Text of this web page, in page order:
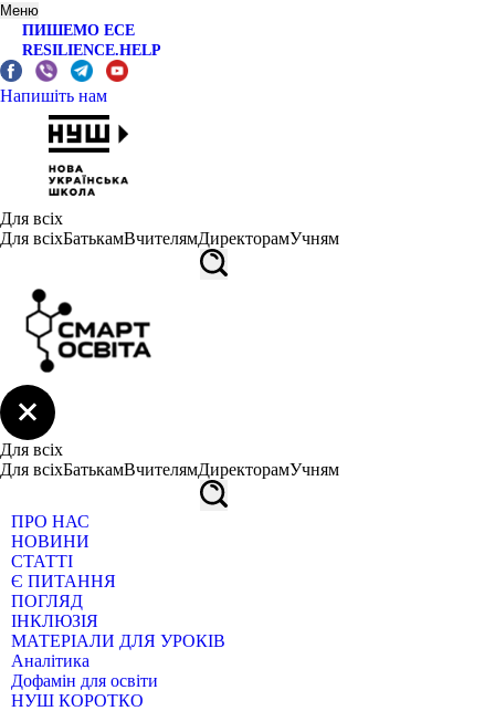
Меню
ПИШЕМО ЕСЕ
RESILIENCE.HELP
Напишіть нам
Для всіх
Для всіхБатькамВчителямДиректорамУчням
Для всіх
Для всіхБатькамВчителямДиректорамУчням
ПРО НАС
НОВИНИ
СТАТТІ
Є ПИТАННЯ
ПОГЛЯД
ІНКЛЮЗІЯ
МАТЕРІАЛИ ДЛЯ УРОКІВ
Аналітика
Дофамін для освіти
НУШ КОРОТКО